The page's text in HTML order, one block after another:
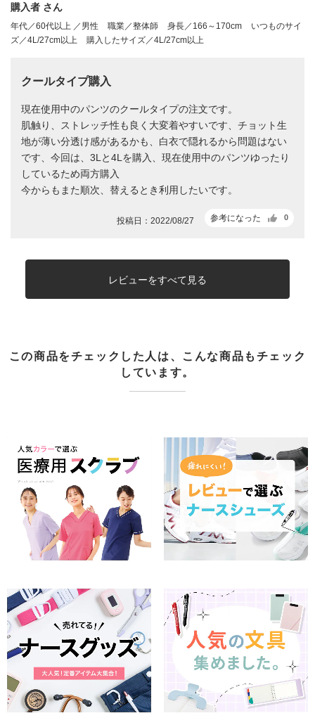
購入者 さん
年代／60代以上 ／男性 職業／整体師 身長／166～170cm
いつものサイ
ズ／4L/27cm以上
購入したサイズ／4L/27cm以上
クールタイプ購入
現在使用中のパンツのクールタイプの注文です。
肌触り、ストレッチ性も良く大変着やすいです、チョット生
地が薄い分透け感があるかも、白衣で隠れるから問題はない
です、今回は、3Lと4Lを購入、現在使用中のパンツゆったり
しているため両方購入
今からもまた順次、替えるとき利用したいです。
参考になった 0
投稿日：2022/08/27
レビューをすべて見る
この商品をチェックした人は、こんな商品もチェック
しています。